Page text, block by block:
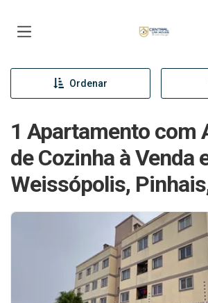
Ordenar
1 Apartamento com
de Cozinha à Venda
Weissópolis,